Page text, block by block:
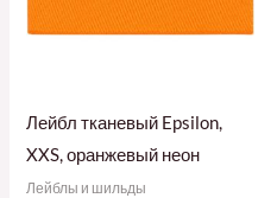
Лейбл тканевый Epsilon,
XXS, оранжевый неон
Лейблы и шильды